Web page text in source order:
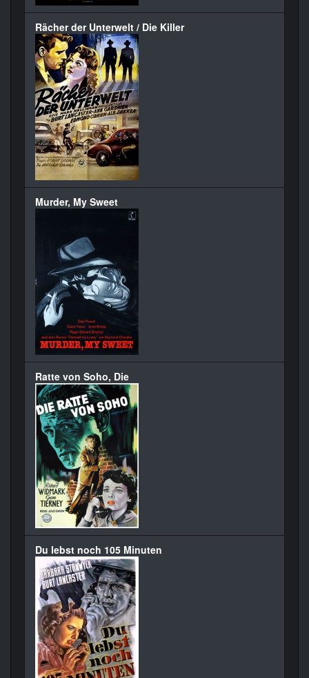
Rächer der Unterwelt / Die Killer
Murder, My Sweet
Ratte von Soho, Die
Du lebst noch 105 Minuten